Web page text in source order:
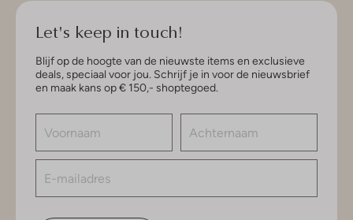
Let's keep in touch!
Blijf op de hoogte van de nieuwste items en exclusieve
deals, speciaal voor jou. Schrijf je in voor de nieuwsbrief
en maak kans op € 150,- shoptegoed.